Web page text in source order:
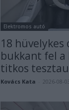
Elektromos autó
18 hüvelykes
bukkant fel a
titkos
Kovács Kata 2026-08-